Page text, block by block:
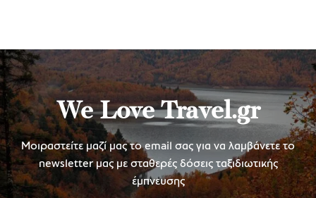
We Love Travel.gr
Μοιραστείτε μαζί μας το email σας για να λαμβάνετε το
newsletter μας με σταθερές δόσεις ταξιδιωτικής
έμπνευσης